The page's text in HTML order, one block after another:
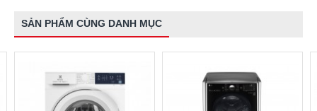
SẢN PHẨM CÙNG DANH MỤC